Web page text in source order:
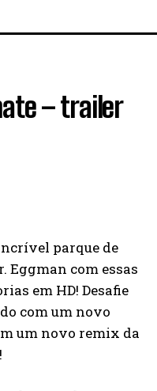
– trailer
parque de
Eggman com essas
em HD! Desafie
com um novo
um novo remix da